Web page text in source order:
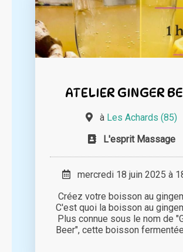
ATELIER GINGER
à Les Achards (85)
L'esprit Massage
mercredi 18 juin 2025 à
Créez votre boisson au
C'est quoi la boisson au
Plus connue sous le nom de
Beer", cette boisson fermentée